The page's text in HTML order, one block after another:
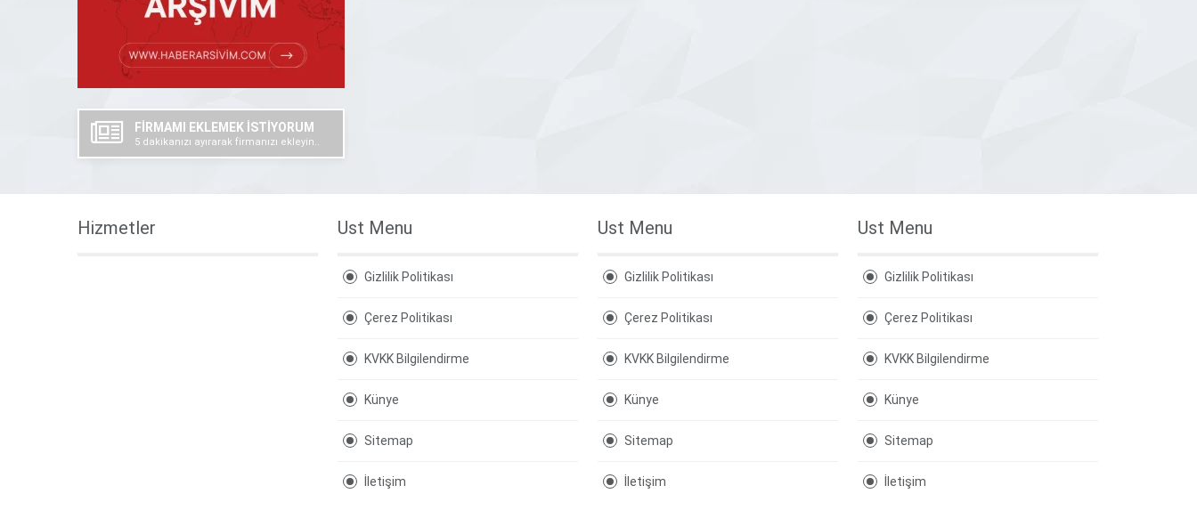
FİRMAMI EKLEMEK İSTİYORUM
5 dakikanızı ayırarak firmanızı ekleyin..
Hizmetler Ust Menu
Gizlilik Politikası
Çerez Politikası
KVKK Bilgilendirme
Künye
Sitemap
İletişim
Ust Menu
Gizlilik Politikası
Çerez Politikası
KVKK Bilgilendirme
Künye
Sitemap
İletişim
Ust Menu
Gizlilik Politikası
Çerez Politikası
KVKK Bilgilendirme
Künye
Sitemap
İletişim